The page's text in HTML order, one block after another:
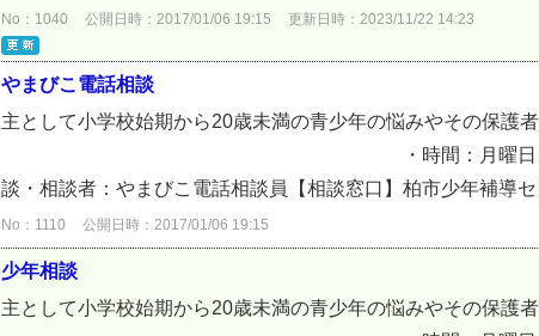
No：1040 公開日時：2017/01/06 19:15 更新日時：2023/11/22 14:23
やまびこ電話相談
主として小学校始期から20歳未満の青少年の悩み
・時間：月曜日～金曜日（祝日を除
談・相談者：やまびこ電話相談員【相談窓口】柏市少年補導
No：1110 公開日時：2017/01/06 19:15
少年相談
主として小学校始期から20歳未満の青少年の悩み